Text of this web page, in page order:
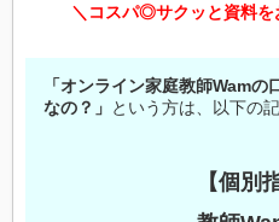
＼コスパ◎サクッと資料を
「オンライン家庭教師Wam
なの？」 という方は、以下の
【個別